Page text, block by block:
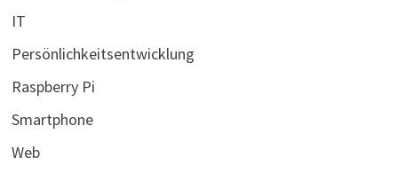
IT
Persönlichkeitsentwicklung
Raspberry Pi
Smartphone
Web